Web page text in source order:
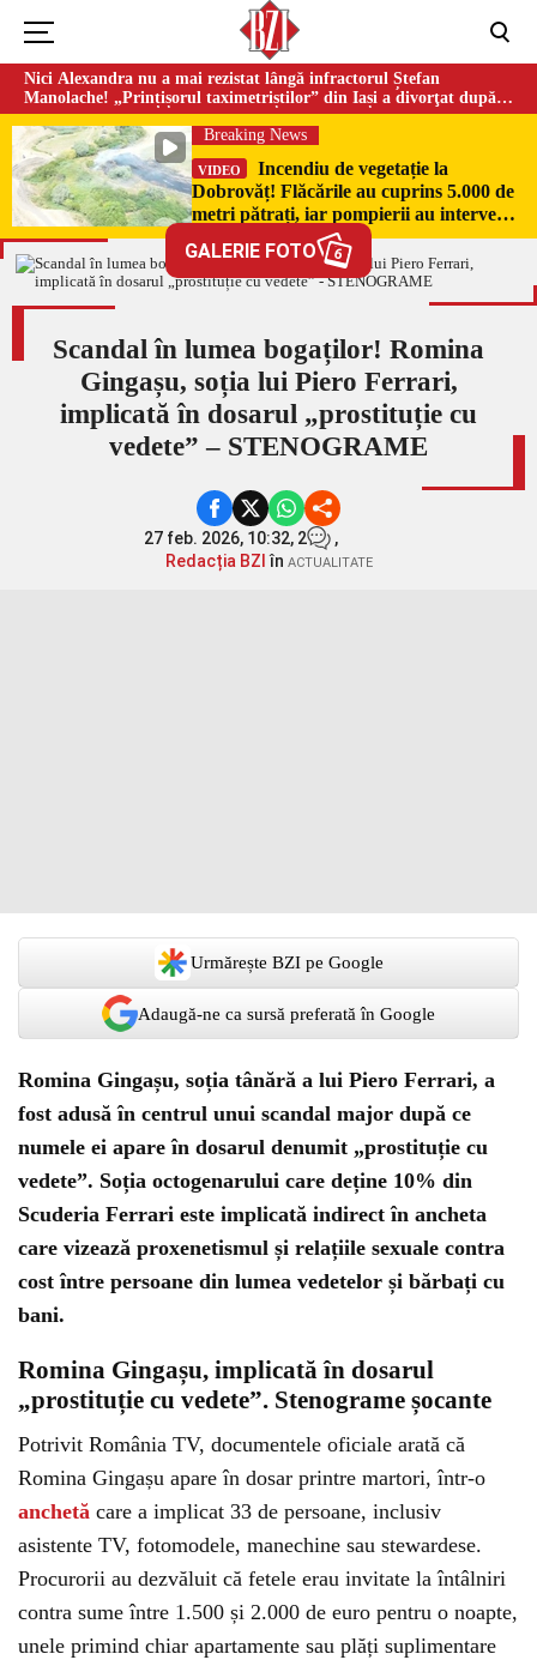
Nici Alexandra nu a mai rezistat lângă infractorul Ștefan
Manolache! „Prințișorul taximetriștilor” din Iași a divorţat după
doi ani de căsnicie
Breaking News
VIDEO
Incendiu de vegetație la
Dobrovăț! Flăcările au cuprins 5.000 de
metri pătrați, iar pompierii au intervenit
GALERIE FOTO 6
Scandal în lumea bogaților! Romina
Gingașu, soția lui Piero Ferrari,
implicată în dosarul „prostituție cu
vedete” – STENOGRAME
27 feb. 2026, 10:32, 2
,
Redacția BZI în ACTUALITATE
Urmărește BZI pe Google
Adaugă-ne ca sursă preferată în Google
Romina Gingașu, soția tânără a lui Piero Ferrari, a
fost adusă în centrul unui scandal major după ce
numele ei apare în dosarul denumit „prostituție cu
vedete”. Soția octogenarului care deține 10% din
Scuderia Ferrari este implicată indirect în ancheta
care vizează proxenetismul și relațiile sexuale contra
cost între persoane din lumea vedetelor și bărbați cu
bani.
Romina Gingașu, implicată în dosarul
„prostituție cu vedete”. Stenograme șocante
Potrivit România TV, documentele oficiale arată că
Romina Gingașu apare în dosar printre martori, într-o
anchetă care a implicat 33 de persoane, inclusiv
asistente TV, fotomodele, manechine sau stewardese.
Procurorii au dezvăluit că fetele erau invitate la întâlniri
contra sume între 1.500 și 2.000 de euro pentru o noapte,
unele primind chiar apartamente sau plăți suplimentare